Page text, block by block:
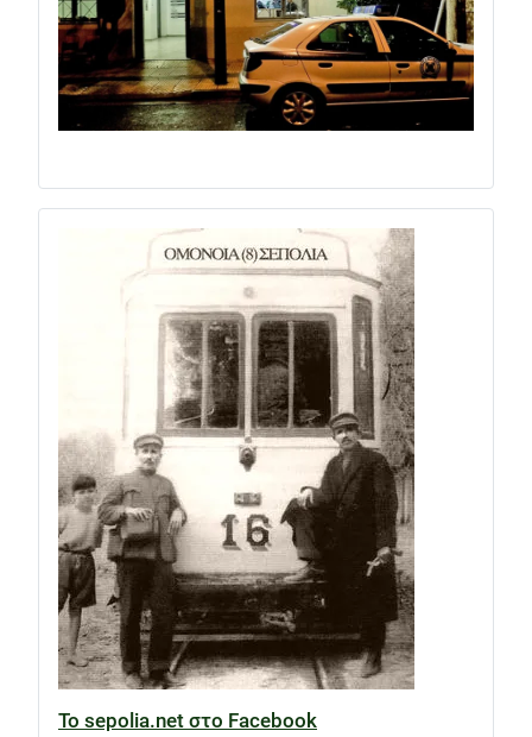
Το sepolia.net στο Facebook